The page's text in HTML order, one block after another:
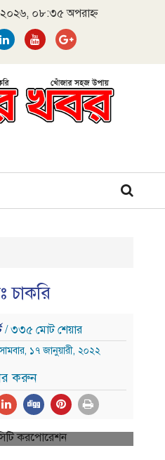
২০২৬, ০৮:৩৫ অপরাহ্ন
চাকরি
/ ৩৩৫ মোট শেয়ার
১৭ জানুয়ারী, ২০২২
করুন